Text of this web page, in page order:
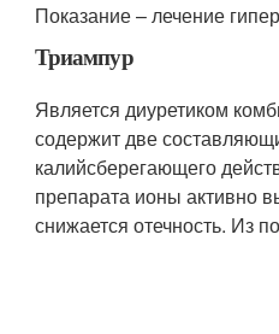
Показание – лечение
Триампур
Является диуретиком
содержит две
калийсберегающего
препарата ионы активно
снижается отечность. Из